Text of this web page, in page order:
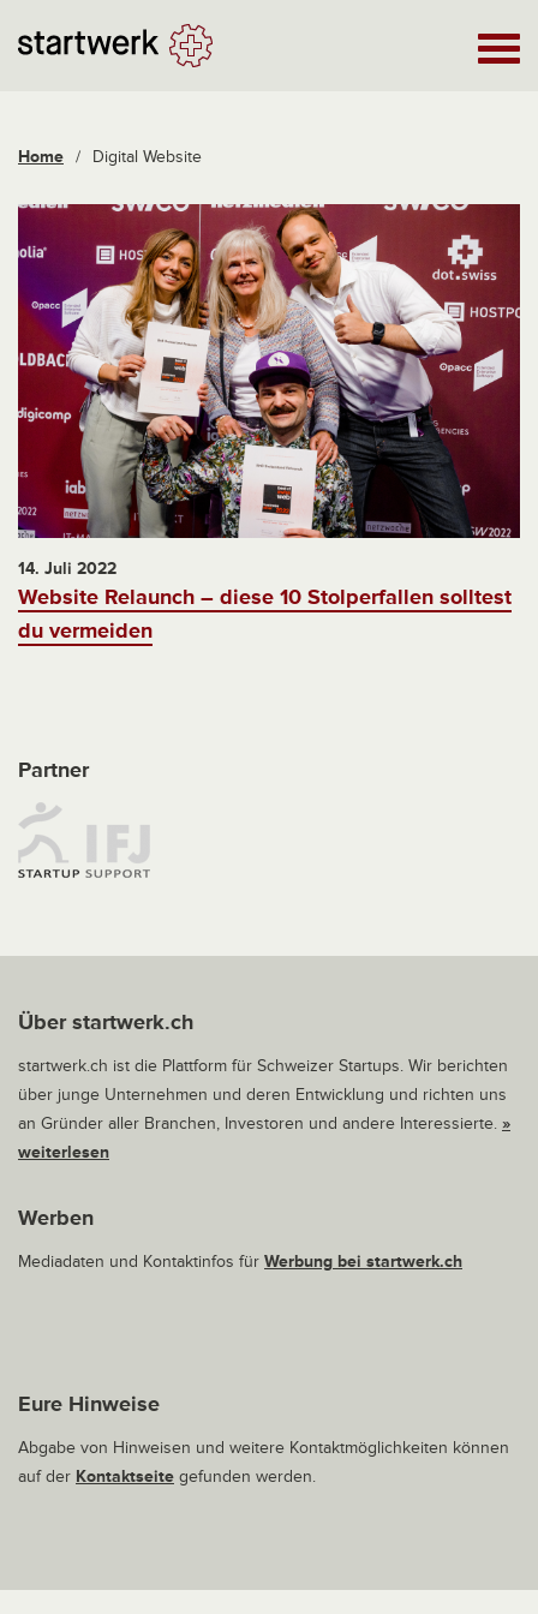
Home / Digital Website
14. Juli 2022
Website Relaunch – diese 10 Stolperfallen solltest
du vermeiden
Partner
Über startwerk.ch
startwerk.ch ist die Plattform für Schweizer Startups. Wir berichten
über junge Unternehmen und deren Entwicklung und richten uns
an Gründer aller Branchen, Investoren und andere Interessierte. »
weiterlesen
Werben
Mediadaten und Kontaktinfos für Werbung bei startwerk.ch
Eure Hinweise
Abgabe von Hinweisen und weitere Kontaktmöglichkeiten können
auf der Kontaktseite gefunden werden.